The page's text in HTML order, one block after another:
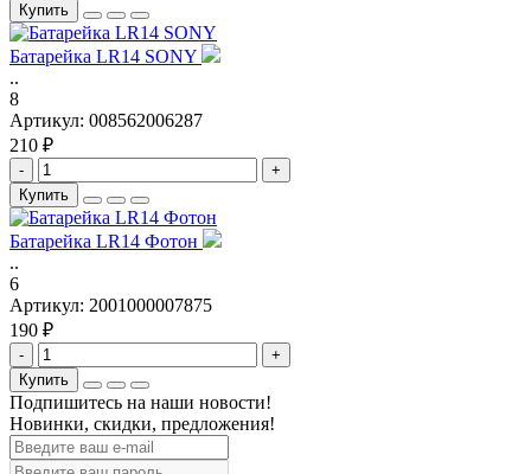
Купить
Батарейка LR14 SONY
..
8
Артикул: 008562006287
210 ₽
-
+
Купить
Батарейка LR14 Фотон
..
6
Артикул: 2001000007875
190 ₽
-
+
Купить
Подпишитесь на наши новости!
Новинки, скидки, предложения!